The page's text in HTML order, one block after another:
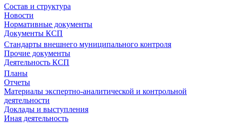
Состав и структура
Новости
Нормативные документы
Документы КСП
Стандарты внешнего муниципального контроля
Прочие документы
Деятельность КСП
Планы
Отчеты
Материалы экспертно-аналитической и контрольной
деятельности
Доклады и выступления
Иная деятельность